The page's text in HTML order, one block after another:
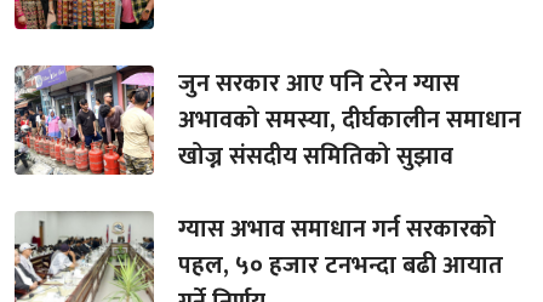
जुन सरकार आए पनि टरेन ग्यास
अभावको समस्या, दीर्घकालीन समाधान
खोज्न संसदीय समितिको सुझाव
ग्यास अभाव समाधान गर्न सरकारको
पहल, ५० हजार टनभन्दा बढी आयात